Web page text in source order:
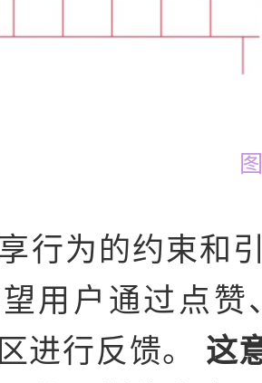
行为的约束和
用户通过点
进行反馈。 这